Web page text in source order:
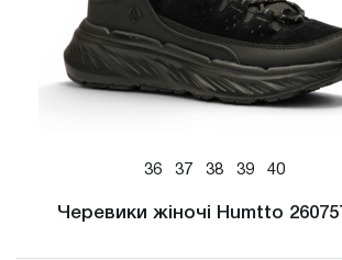
36 37 38 39 40
Черевики жіночі Humtto